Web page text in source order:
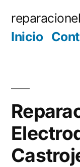
Inicio